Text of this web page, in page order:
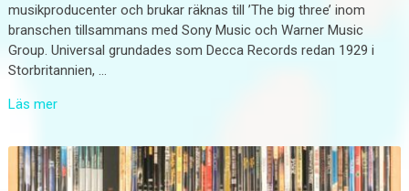
musikproducenter och brukar räknas till ’The big three’ inom
branschen tillsammans med Sony Music och Warner Music
Group. Universal grundades som Decca Records redan 1929 i
Storbritannien, …
Läs mer